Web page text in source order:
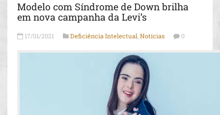
Modelo com Síndrome de Down brilha
em nova campanha da Levi’s
17/01/2021 Deficiência Intelectual Notícias 0